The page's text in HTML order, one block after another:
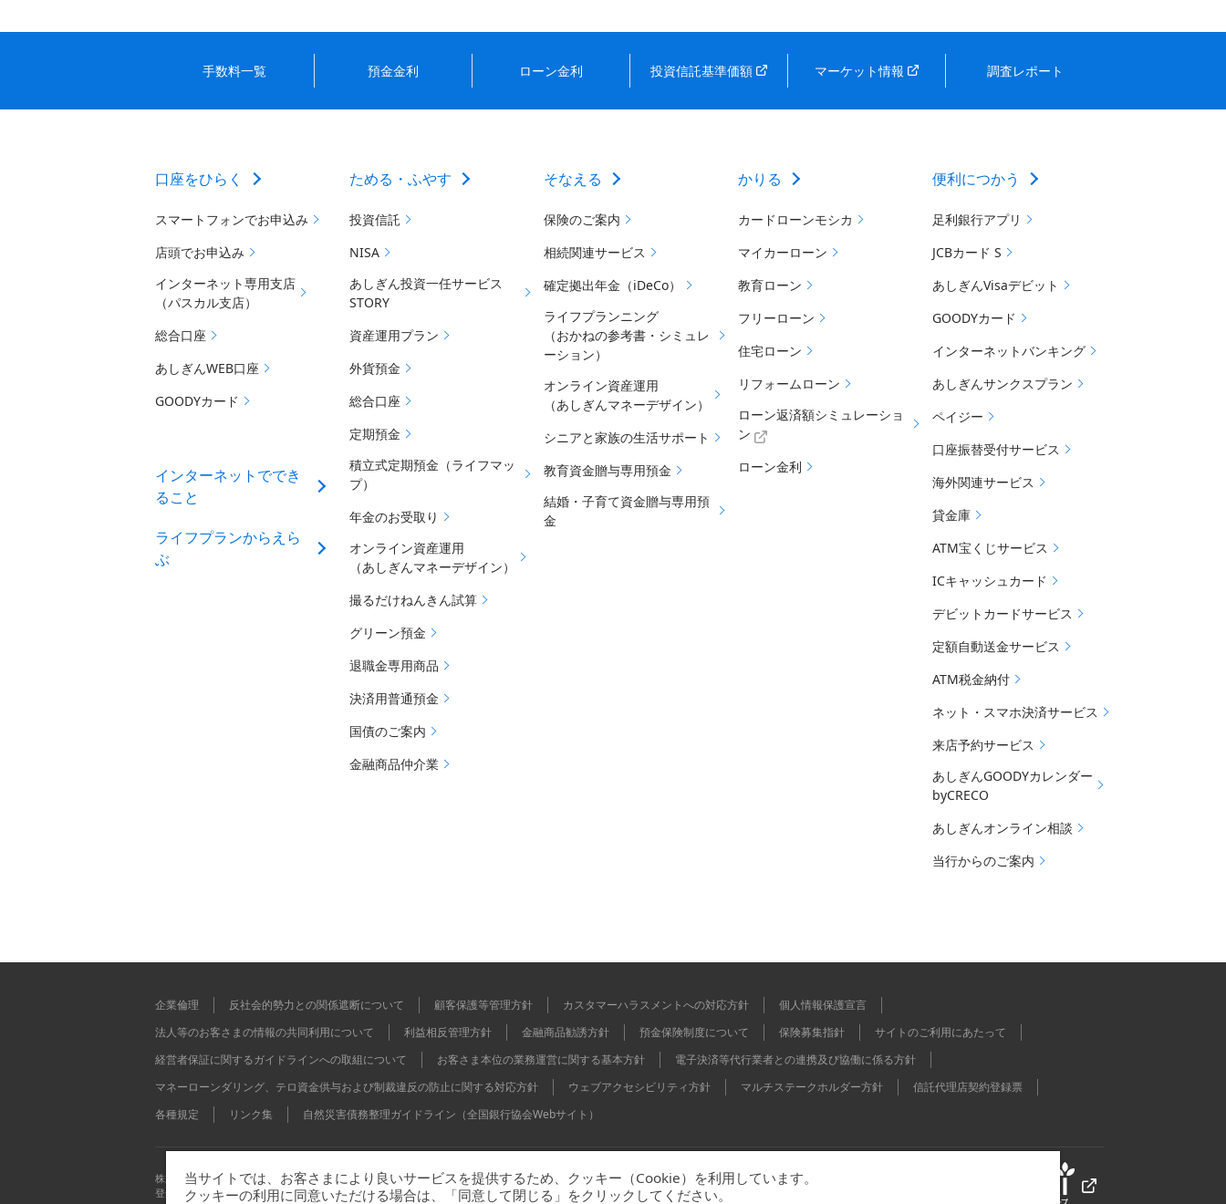
手数料一覧 預金金利 ローン金利 投資信託基準価額 マーケット情報 調査レポート
口座をひらく
スマートフォンでお申込み
店頭でお申込み
インターネット専用支店
（パスカル支店）
総合口座
あしぎんWEB口座
GOODYカード
インターネットででき
ること
ライフプランからえら
ぶ
ためる・ふやす
投資信託
NISA
あしぎん投資一任サービス
STORY
資産運用プラン
外貨預金
総合口座
定期預金
積立式定期預金（ライフマッ
プ）
年金のお受取り
オンライン資産運用
（あしぎんマネーデザイン）
撮るだけねんきん試算
グリーン預金
退職金専用商品
決済用普通預金
国債のご案内
金融商品仲介業
そなえる
保険のご案内
相続関連サービス
確定拠出年金（iDeCo）
ライフプランニング
（おかねの参考書・シミュレ
ーション）
オンライン資産運用
（あしぎんマネーデザイン）
シニアと家族の生活サポート
教育資金贈与専用預金
結婚・子育て資金贈与専用預
金
かりる
カードローンモシカ
マイカーローン
教育ローン
フリーローン
住宅ローン
リフォームローン
ローン返済額シミュレーショ
ン
ローン金利
便利につかう
足利銀行アプリ
JCBカード S
あしぎんVisaデビット
GOODYカード
インターネットバンキング
あしぎんサンクスプラン
ペイジー
口座振替受付サービス
海外関連サービス
貸金庫
ATM宝くじサービス
ICキャッシュカード
デビットカードサービス
定額自動送金サービス
ATM税金納付
ネット・スマホ決済サービス
来店予約サービス
あしぎんGOODYカレンダー
byCRECO
あしぎんオンライン相談
当行からのご案内
企業倫理 反社会的勢力との関係遮断について 顧客保護等管理方針 カスタマーハラスメントへの対応方針
個人情報保護宣言
法人等のお客さまの情報の共同利用について
利益相反管理方針 金融商品勧誘方針 預金保険制度について 保険募集指針
サイトのご利用にあたって
経営者保証に関するガイドラインへの取組について
お客さま本位の業務運営に関する基本方針
電子決済等代行業者との連携及び協働に係る方針
マネーローンダリング、テロ資金供与および制裁違反の防止に関する対応方針
ウェブアクセシビリティ方針 マルチステークホルダー方針
信託代理店契約登録票
各種規定
リンク集 自然災害債務整理ガイドライン（全国銀行協会Webサイト）
株式会社 足利銀行
登録金融機関 関東財務局長（登金）第43号 加入協会 日本証券業協会 / 一般社団法人金融先物取引業協会
当サイトでは、お客さまにより良いサービスを提供するため、クッキー（Cookie）を利用しています。
クッキーの利用に同意いただける場合は、「同意して閉じる」をクリックしてください。